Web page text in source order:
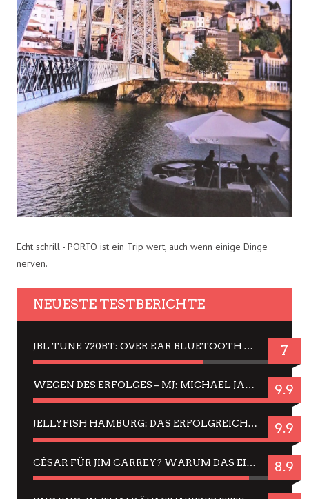
Echt schrill - PORTO ist ein Trip wert, auch wenn einige Dinge
nerven.
NEUESTE TESTBERICHTE
JBL TUNE 720BT: OVER EAR BLUETOOTH KOPFHÖRER UM DIE 50,-€ IM DAUER-TEST 7
WEGEN DES ERFOLGES – MJ: MICHAEL JACKSON MUSICAL IN EINER MATINEE SEHEN 9.9
JELLYFISH HAMBURG: DAS ERFOLGREICHE SOMMER-MENÜ 2025 IN GEFÜHLEN UND BILDERN 9.9
CÉSAR FÜR JIM CARREY? WARUM DAS EINER DER NERVIGSTEN ACTORS IST UND BLEIBT 8.9